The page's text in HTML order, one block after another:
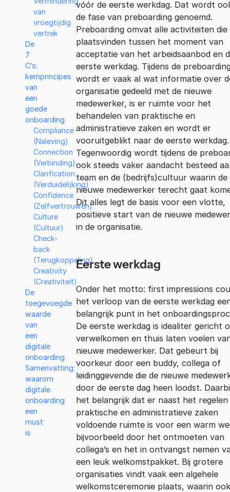
van
vroegtijdig
vertrek
De
7
C’s:
kernprincipes
van
een
goede
onboarding
Compliance
(Naleving)
Connection
(Verbinding)
Clarification
(Verduidelijking)
Confidence
(Zelfvertrouwen)
Culture
(Cultuur)
Check-
back
(Terugkoppeling)
Creativity
(Creativiteit)
De
toegevoegde
waarde
van
een
digitale
onboarding
Samenvatting:
waarom
digitale
onboarding
een
must
is
vóór de eerste werkdag. Dat wordt
de fase van preboarding genoemd.
Preboarding omvat alle activiteiten die
plaatsvinden tussen het moment van
acceptatie van het arbeidsaanbod en
eerste werkdag. Tijdens de
wordt er vaak al wat informatie over
organisatie gedeeld met de nieuwe
medewerker, is er ruimte voor het
behandelen van praktische en
administratieve zaken en wordt er
vooruitgeblikt naar de eerste werkdag.
Tegenwoordig wordt tijdens de
ook steeds vaker aandacht besteed
team en de (bedrijfs)cultuur waarin de
nieuwe medewerker terecht gaat
Dit alles legt de basis voor een vlotte,
positieve start van de nieuwe
in de organisatie.
Eerste werkdag
Onder het motto: first impressions
het verloop van de eerste werkdag
belangrijk punt in het
De eerste werkdag is idealiter gericht
verwelkomen en thuis laten voelen
nieuwe medewerker. Dat gebeurt bij
voorkeur door een buddy, collega of
leidinggevende die de nieuwe
door de eerste dag heen loodst.
het belangrijk dat er naast het regelen
praktische en administratieve zaken
voldoende ruimte is voor een warm
bijvoorbeeld door het ontmoeten van
collega’s en het in ontvangst nemen
een leuk welkomstpakket. Bij grotere
organisaties vindt vaak een algehele
welkomstceremonie plaats, waarin